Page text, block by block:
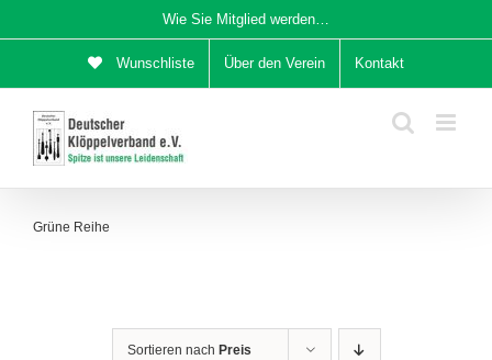
Inhalt
Wie Sie Mitglied werden…
Wunschliste Über den Verein Kontakt
Grüne Reihe
Sortieren nach Preis